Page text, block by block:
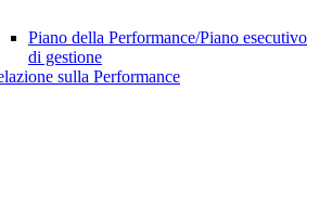
Piano della Performance/Piano esecutivo
di gestione
sulla Performance